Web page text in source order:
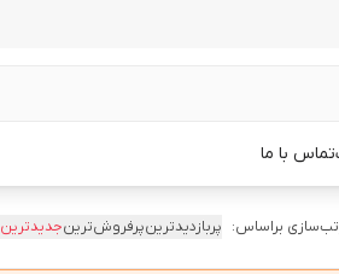
تماس با ما
براساس: پربازدیدترینپرفروش‌ترینجدیدترین